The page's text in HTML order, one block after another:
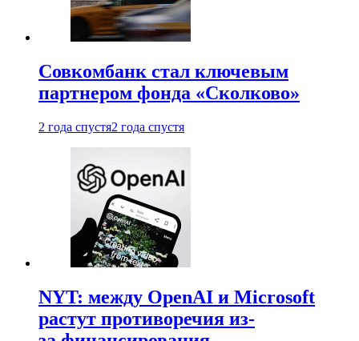
Совкомбанк стал ключевым
партнером фонда «Сколково»
2 года спустя2 года спустя
NYT: между OpenAI и Microsoft
растут противоречия из-